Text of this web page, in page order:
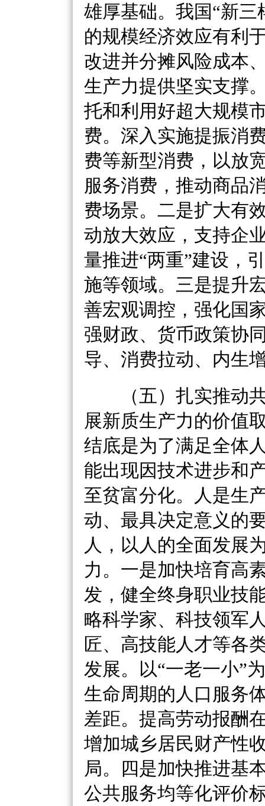
雄厚基础。我国“新三
的规模经济效应有利
改进并分摊风险成本
生产力提供坚实支撑
托和利用好超大规模
费。深入实施提振消
费等新型消费，以放
服务消费，推动商品
费场景。二是扩大有
动放大效应，支持企
量推进“两重”建设，
施等领域。三是提升
善宏观调控，强化国
强财政、货币政策协
导、消费拉动、内生
（五）扎实推动共
展新质生产力的价值
结底是为了满足全体
能出现因技术进步和
至贫富分化。人是生
动、最具决定意义的
人，以人的全面发展
力。一是加快培育高
发，健全终身职业技
略科学家、科技领军
匠、高技能人才等各
发展。以“一老一小”
生命周期的人口服务
差距。提高劳动报酬
增加城乡居民财产性
局。四是加快推进基
公共服务均等化评价